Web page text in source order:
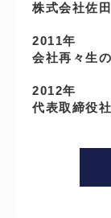
株式会社佐
2011年
会社再々生
2012年
代表取締役